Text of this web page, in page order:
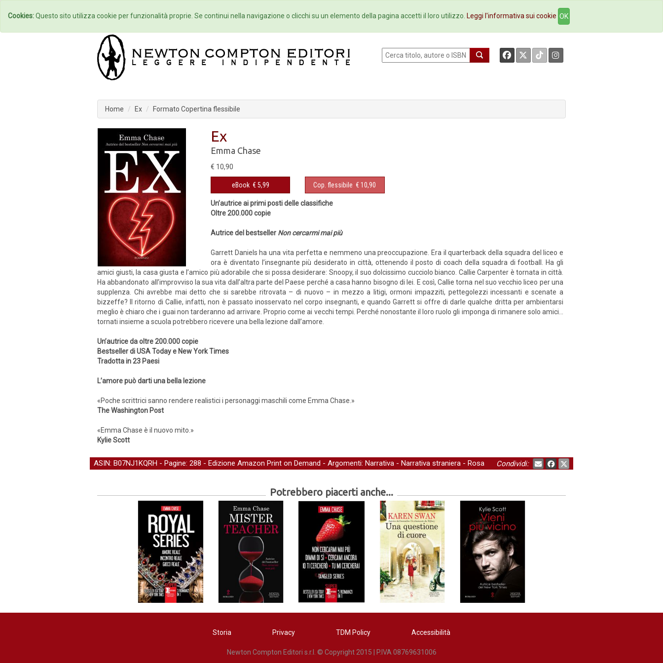
Home Autori Eventi Collane Newsletter Ebookstore Contatti
Home Ex Formato Copertina flessibile
Ex
Emma Chase
€ 10,90
eBook € 5,99 Cop. flessibile € 10,90
Un’autrice ai primi posti delle classifiche
Oltre 200.000 copie
Autrice del bestseller Non cercarmi mai più
Garrett Daniels ha una vita perfetta e nemmeno una preoccupazione. Era il quarterback della squadra del liceo e
ora è diventato l’insegnante più desiderato in città, ottenendo il posto di coach della squadra di football. Ha gli
amici giusti, la casa giusta e l’amico più adorabile che si possa desiderare: Snoopy, il suo dolcissimo cucciolo bianco. Callie Carpenter è tornata in città.
Ha abbandonato all’improvviso la sua vita dall’altra parte del Paese perché a casa hanno bisogno di lei. E così, Callie torna nel suo vecchio liceo per una
supplenza. Chi avrebbe mai detto che si sarebbe ritrovata – di nuovo – in mezzo a litigi, ormoni impazziti, pettegolezzi incessanti e scenate a
bizzeffe? Il ritorno di Callie, infatti, non è passato inosservato nel corpo insegnanti, e quando Garrett si offre di darle qualche dritta per ambientarsi
meglio è chiaro che i guai non tarderanno ad arrivare. Proprio come ai vecchi tempi. Perché nonostante il loro ruolo gli imponga di rimanere solo amici…
tornati insieme a scuola potrebbero ricevere una bella lezione dall’amore.
Un’autrice da oltre 200.000 copie
Bestseller di USA Today e New York Times
Tradotta in 23 Paesi
L’amore può darti una bella lezione
«Poche scrittrici sanno rendere realistici i personaggi maschili come Emma Chase.»
The Washington Post
«Emma Chase è il nuovo mito.»
Kylie Scott
ASIN: B07NJ1KQRH - Pagine: 288 - Edizione Amazon Print on Demand - Argomenti: Narrativa - Narrativa straniera - Rosa Condividi:
Potrebbero piacerti anche...
Storia Privacy TDM Policy Accessibilità
Newton Compton Editori s.r.l. © Copyright 2015 | P.IVA 08769631006
Cookies:Questo sito utilizza cookie per funzionalità proprie. Se continui nella navigazione o clicchi su un elemento della pagina accetti il loro utilizzo. Leggi l'informativa sui cookie OK